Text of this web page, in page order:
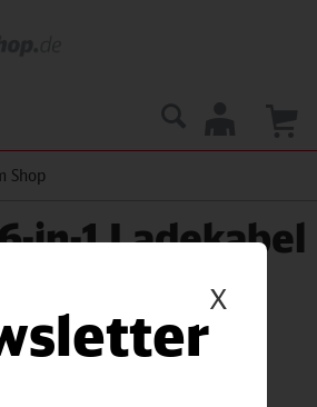
Shop
in-1 Ladekabel
X